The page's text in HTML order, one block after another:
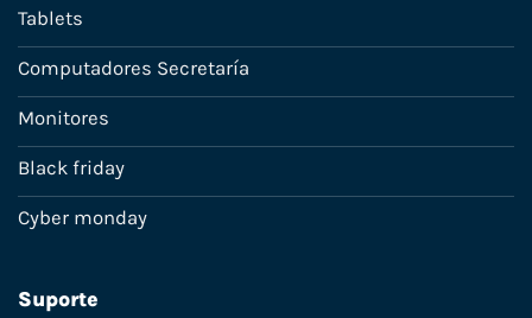
Tablets
Computadores Secretaría
Monitores
Black friday
Cyber monday
Suporte